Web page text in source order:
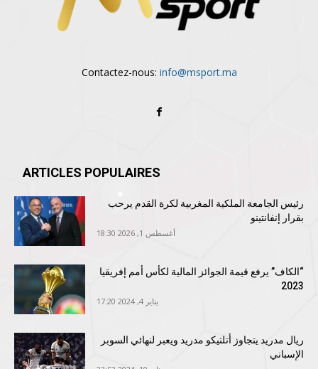
Contactez-nous: info@msport.ma
ARTICLES POPULAIRES
رئيس الجامعة الملكية المغربية لكرة القدم يرحب
بقرار إنفانتينو
أغسطس 1, 2026 18:30
“الكاف” يرفع قيمة الجوائز المالية لكأس أمم إفريقيا
2023
يناير 4, 2024 17:20
ريال مدريد يتجاوز أتلتيكو مدريد ويعبر لنهائي السوبر
الإسباني